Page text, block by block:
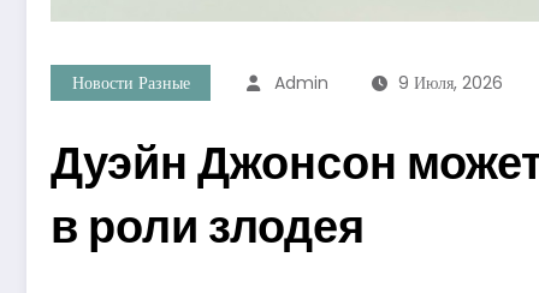
Новости Разные Admin 9 Июля, 2026
Дуэйн Джонсон
в роли злодея